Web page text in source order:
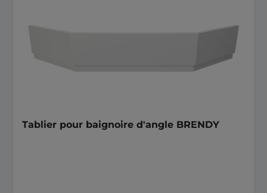
Tablier pour baignoire d'angle BRENDY